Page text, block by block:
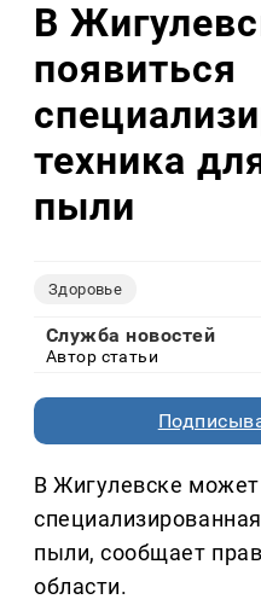
В
появиться
техника
пыли
Здоровье
Служба новостей
Автор статьи
В Жигулевске может
пыли, сообщает
области.